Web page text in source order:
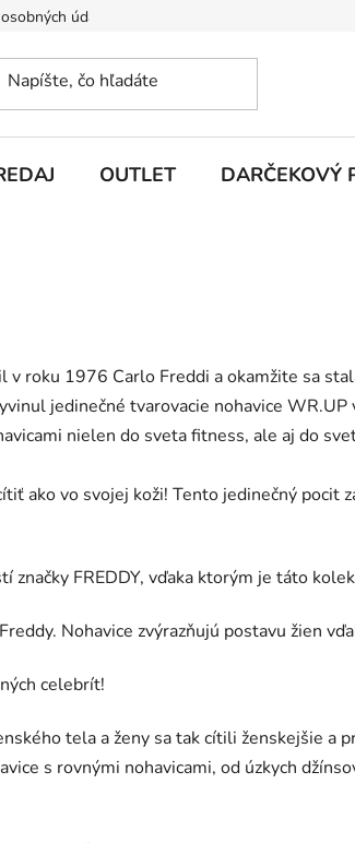
údajov
OUTLET DARČEKOVÝ
v roku 1976 Carlo Freddi a okamžite sa
jedinečné tvarovacie nohavice
nielen do sveta fitness, ale aj do
ako vo svojej koži! Tento jedinečný pocit
FREDDY, vďaka ktorým je táto
Nohavice zvýrazňujú postavu žien
celebrít!
tela a ženy sa tak cítili ženskejšie a
s rovnými nohavicami, od úzkych